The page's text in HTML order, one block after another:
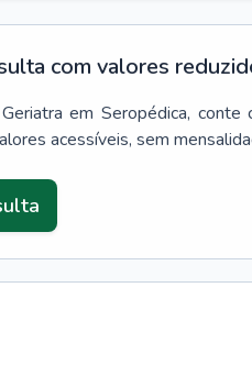
com valores
Geriatra em Seropédica, conte
acessíveis, sem